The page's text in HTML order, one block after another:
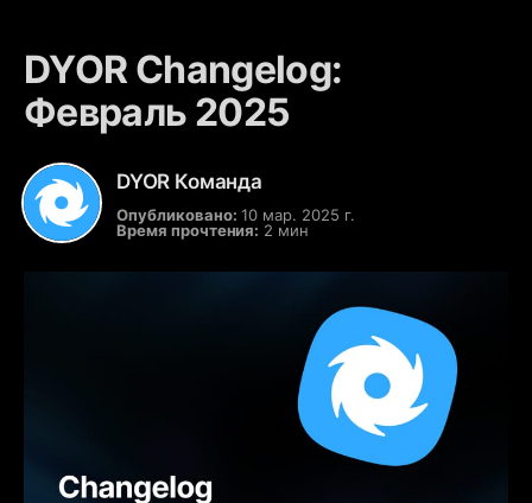
DYOR Changelog:
Февраль 2025
DYOR Команда
Опубликовано: 10 мар. 2025 г.
Время прочтения: 2 мин